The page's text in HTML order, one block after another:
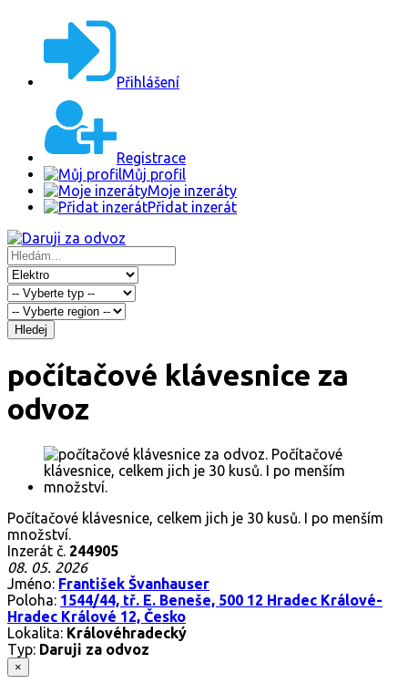
Přihlášení
Registrace
Můj profil
Moje inzeráty
Přidat inzerát
Hledej
počítačové klávesnice za
odvoz
Počítačové klávesnice, celkem jich je 30 kusů. I po menším
množství.
Inzerát č. 244905
08. 05. 2026
Jméno: František Švanhauser
Poloha: 1544/44, tř. E. Beneše, 500 12 Hradec Králové-
Hradec Králové 12, Česko
Lokalita: Královéhradecký
Typ: Daruji za odvoz
×